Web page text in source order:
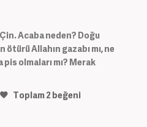
Acaba neden? Doğu
Allahın gazabı mı, ne
olmaları mı? Merak
Toplam2 beğeni